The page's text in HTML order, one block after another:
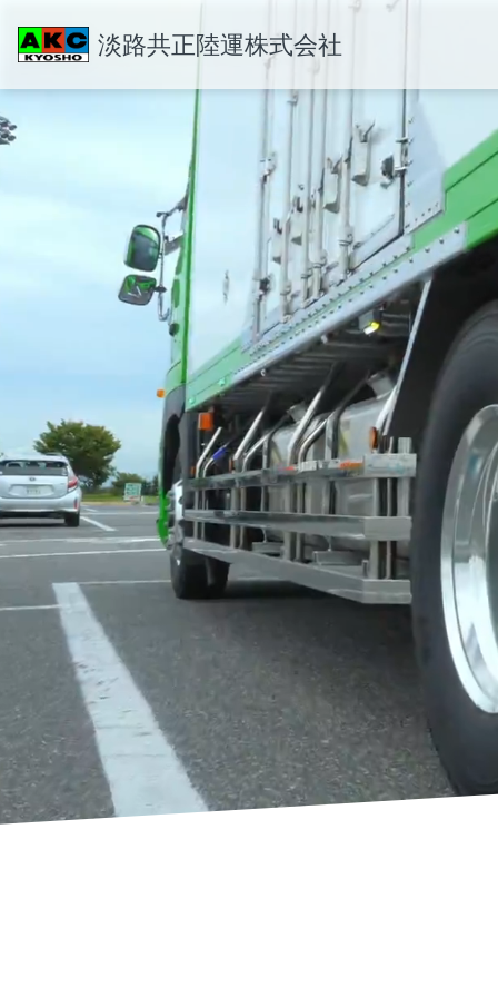
淡路共正陸運株式会社